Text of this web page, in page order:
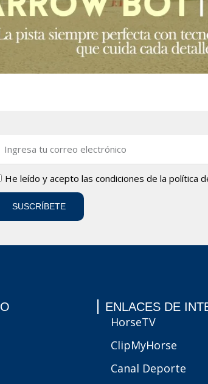
He leído y acepto las condiciones de lapolítica
SUSCRÍBETE
ENLACES DE
HorseTV
ClipMyHorse
Canal Deporte